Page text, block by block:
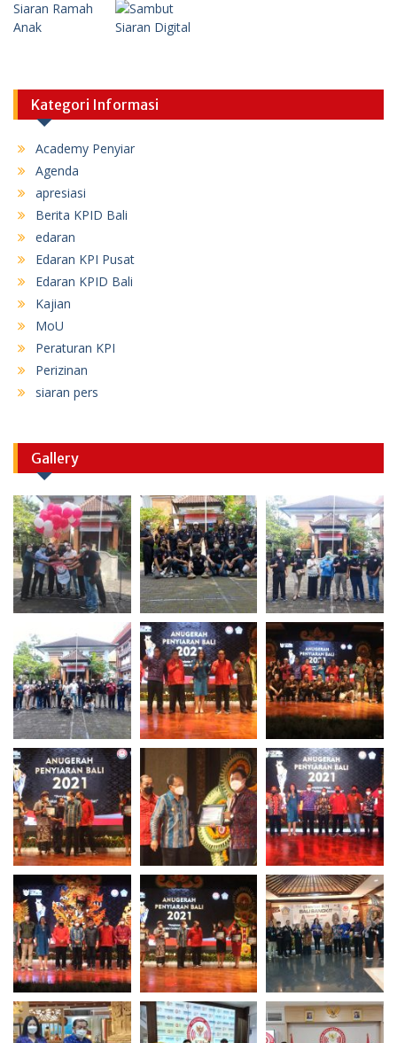
Kategori Informasi
Academy Penyiar
Agenda
apresiasi
Berita KPID Bali
edaran
Edaran KPI Pusat
Edaran KPID Bali
Kajian
MoU
Peraturan KPI
Perizinan
siaran pers
Gallery